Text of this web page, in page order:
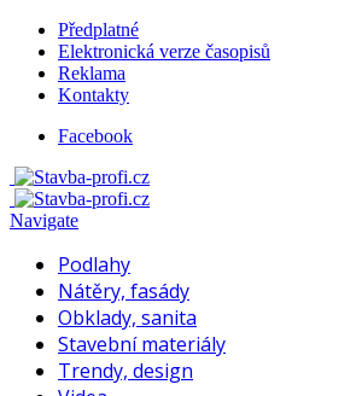
Předplatné
Elektronická verze časopisů
Reklama
Kontakty
Facebook
Navigate
Podlahy
Nátěry, fasády
Obklady, sanita
Stavební materiály
Trendy, design